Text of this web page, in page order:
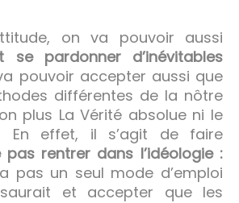
on va pouvoir aussi
se pardonner d’inévitables
pouvoir accepter aussi que
différentes de la nôtre
plus La Vérité absolue ni le
En effet, il s’agit de faire
pas rentrer dans l’idéologie :
pas un seul mode d’emploi
et accepter que les